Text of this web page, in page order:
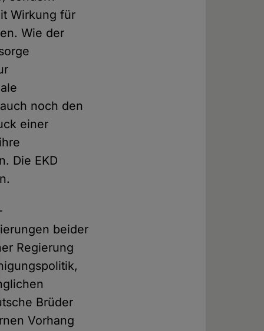
Wirkung für
Wie der
noch den
einer
Die EKD
beider
Regierung
Brüder
Vorhang